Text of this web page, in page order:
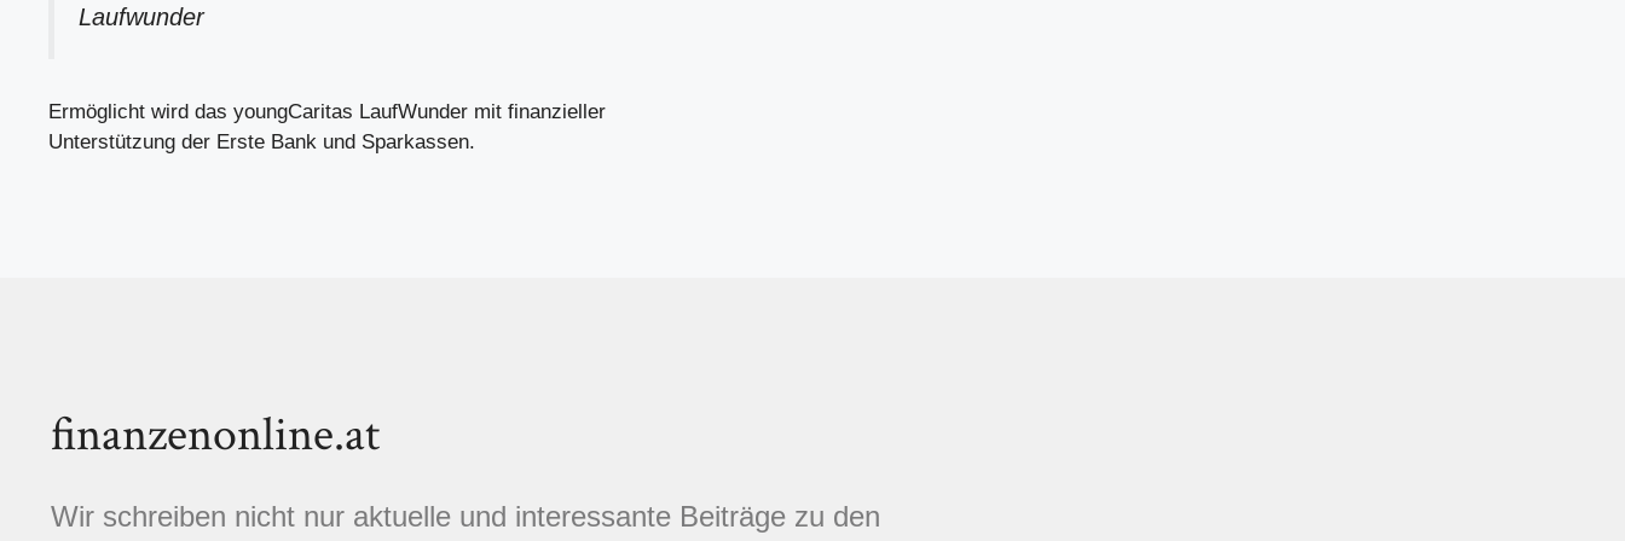
Laufwunder
Ermöglicht wird das youngCaritas LaufWunder mit finanzieller
Unterstützung der Erste Bank und Sparkassen.
finanzenonline.at
Wir schreiben nicht nur aktuelle und interessante Beiträge zu den